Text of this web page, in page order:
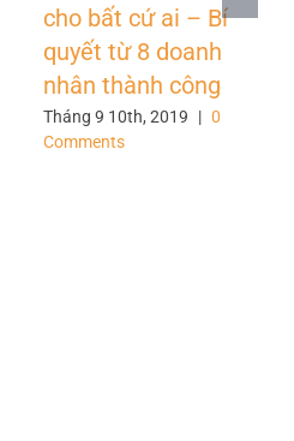
cho bất cứ ai – Bí
quyết từ 8 doanh
nhân thành công
Tháng 9 10th, 2019 | 0
Comments